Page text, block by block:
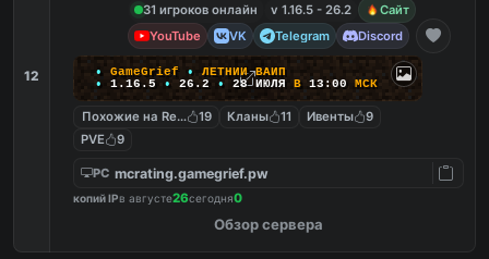
12
31 игроков онлайн
v 1.16.5 - 26.2
Сайт
YouTube
VK Telegram Discord
• GameGrief • ЛЕТНИЙ ВАЙП
•
1. 16 . 5 • 26.2 • 28 ИЮЛЯ В 13:00 МСК
Похожие на ReallyWorld
19 Кланы 11 Ивенты
9
PVE
9
PC mcrating.gamegrief.pw
копий IPв августе26сегодня0
Обзор сервера